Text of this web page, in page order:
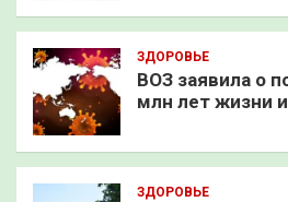
ЗДОРОВЬЕ
ВОЗ заявила о
млн лет жизни
ЗДОРОВЬЕ